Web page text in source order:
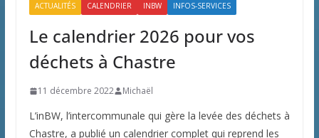
ACTUALITÉS CALENDRIER INBW INFOS-SERVICES
Le calendrier 2026 pour vos
déchets à Chastre
11 décembre 2022 Michaël
L’inBW, l’intercommunale qui gère la levée des déchets à
Chastre, a publié un calendrier complet qui reprend les